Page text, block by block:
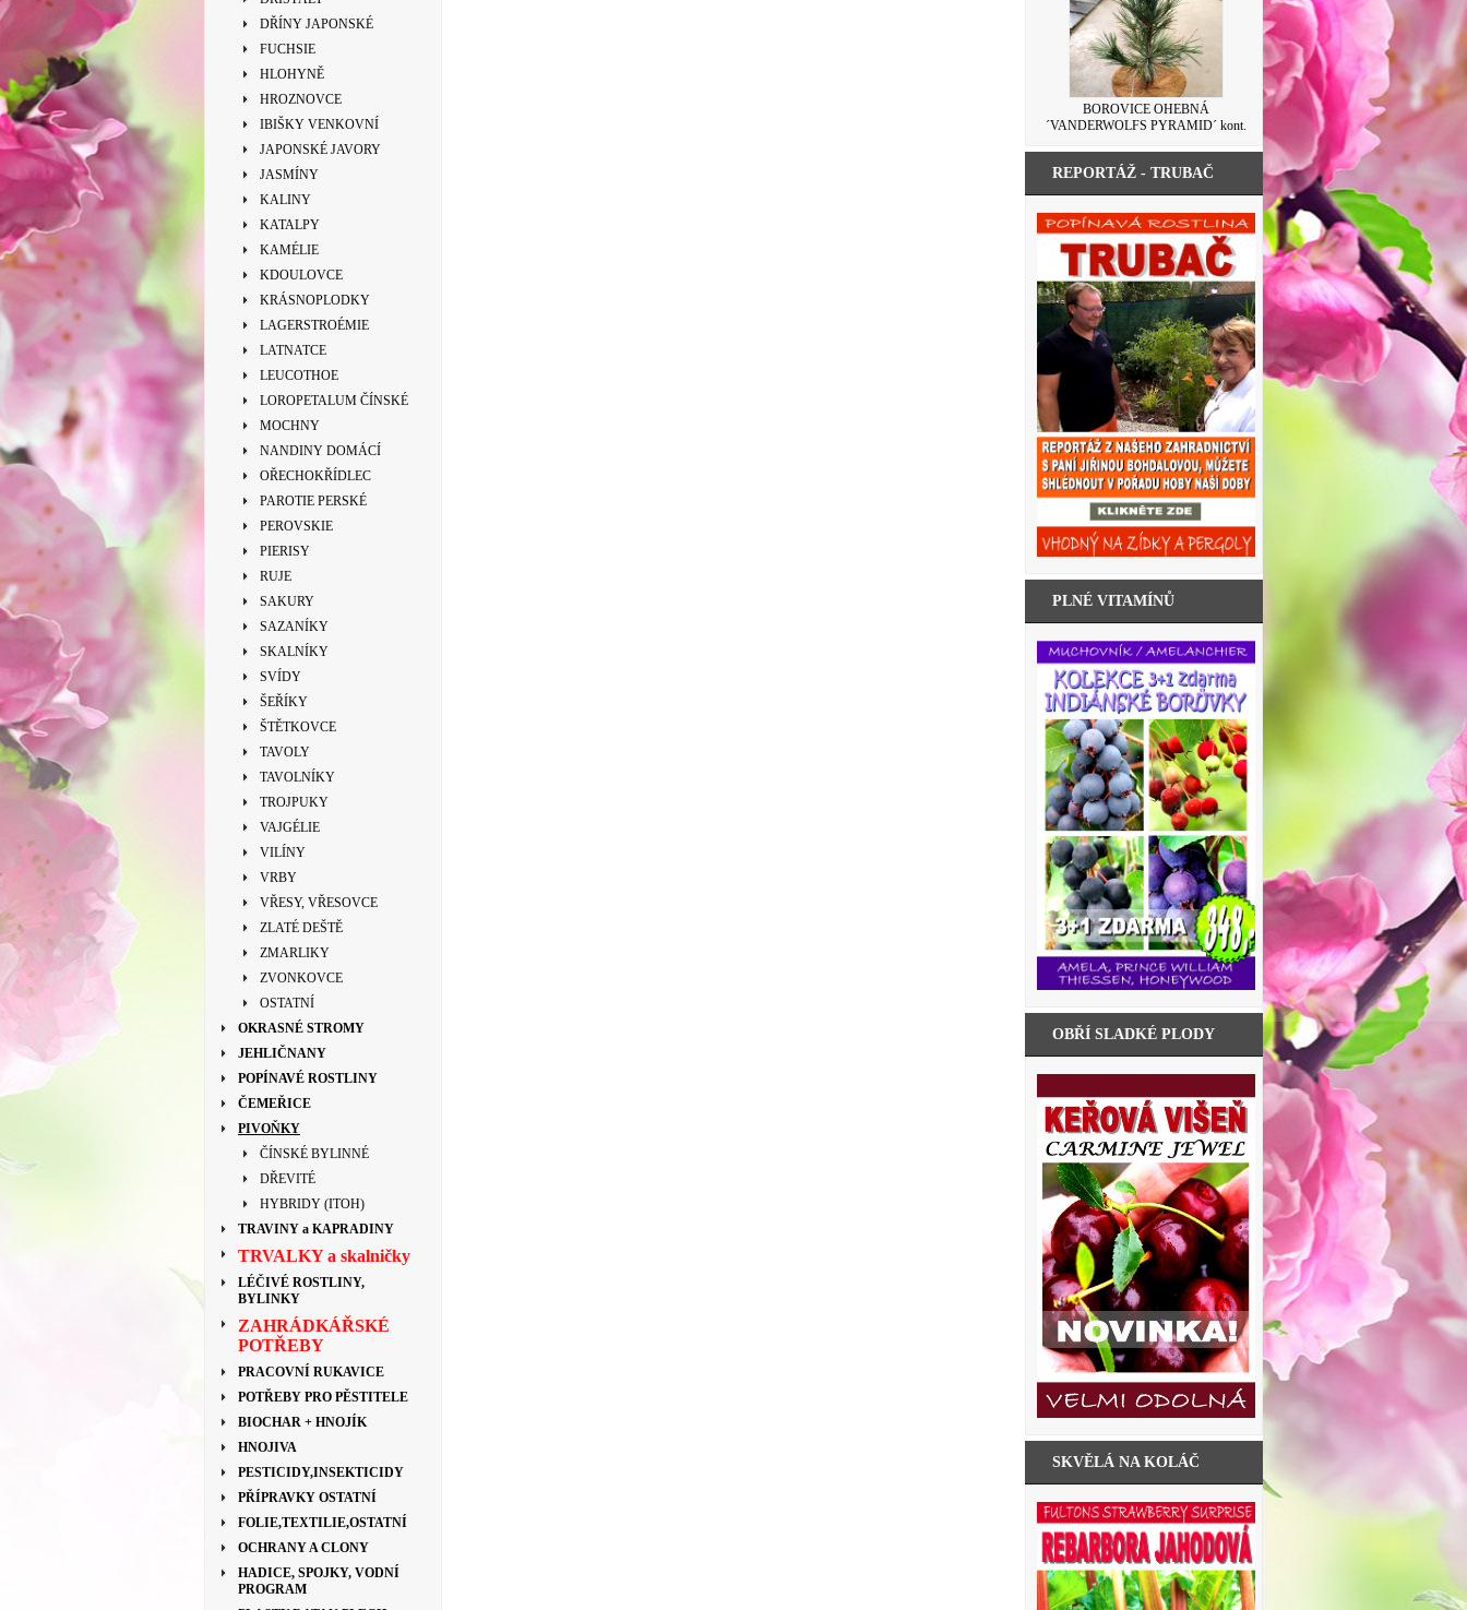
DŘÍNY JAPONSKÉ
FUCHSIE
HLOHYNĚ
HROZNOVCE
IBIŠKY VENKOVNÍ
JAPONSKÉ JAVORY
JASMÍNY
KALINY
KATALPY
KAMÉLIE
KDOULOVCE
KRÁSNOPLODKY
LAGERSTROÉMIE
LATNATCE
LEUCOTHOE
LOROPETALUM ČÍNSKÉ
MOCHNY
NANDINY DOMÁCÍ
OŘECHOKŘÍDLEC
PAROTIE PERSKÉ
PEROVSKIE
PIERISY
RUJE
SAKURY
SAZANÍKY
SKALNÍKY
SVÍDY
ŠEŘÍKY
ŠTĚTKOVCE
TAVOLY
TAVOLNÍKY
TROJPUKY
VAJGÉLIE
VILÍNY
VRBY
VŘESY, VŘESOVCE
ZLATÉ DEŠTĚ
ZMARLIKY
ZVONKOVCE
OSTATNÍ
OKRASNÉ STROMY
JEHLIČNANY
POPÍNAVÉ ROSTLINY
ČEMEŘICE
PIVOŇKY
ČÍNSKÉ BYLINNÉ
DŘEVITÉ
HYBRIDY (ITOH)
TRAVINY a KAPRADINY
TRVALKY a skalničky
LÉČIVÉ ROSTLINY,
BYLINKY
ZAHRÁDKÁŘSKÉ
POTŘEBY
PRACOVNÍ RUKAVICE
POTŘEBY PRO PĚSTITELE
BIOCHAR + HNOJÍK
HNOJIVA
PESTICIDY,INSEKTICIDY
PŘÍPRAVKY OSTATNÍ
FOLIE,TEXTILIE,OSTATNÍ
OCHRANY A CLONY
HADICE, SPOJKY, VODNÍ
PROGRAM
BOROVICE OHEBNÁ
´VANDERWOLFS PYRAMID´ kont.
SKLENICE ZAVAŘOVACÍ S VÍČKEM
LEVANDULE 500ML
REPORTÁŽ - TRUBAČ
PLNÉ VITAMÍNŮ
OBŘÍ SLADKÉ PLODY
SKVĚLÁ NA KOLÁČ